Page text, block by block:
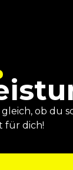
gleich, ob du
für dich!